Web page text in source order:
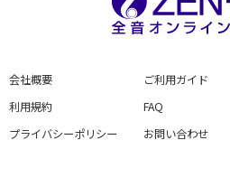
会社概要
利用規約
プライバシーポリシー
ご利用ガイド
FAQ
お問い合わせ